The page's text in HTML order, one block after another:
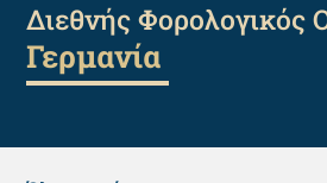
Διεθνής Φορολογικός
Γερμανία